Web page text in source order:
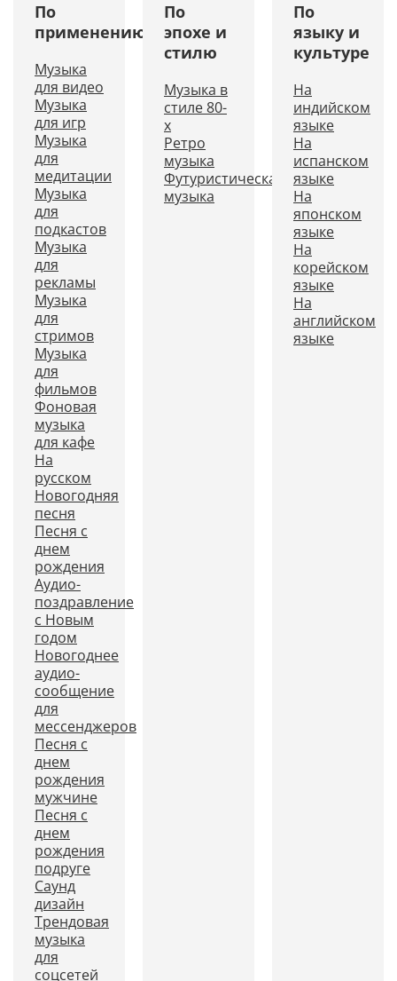
По
применению
Музыка
для видео
Музыка
для игр
Музыка
для
медитации
Музыка
для
подкастов
Музыка
для
рекламы
Музыка
для
стримов
Музыка
для
фильмов
Фоновая
музыка
для кафе
На
русском
Новогодняя
песня
Песня с
днем
рождения
Аудио-
поздравление
с Новым
годом
Новогоднее
аудио-
сообщение
для
мессенджеров
Песня с
днем
рождения
мужчине
Песня с
днем
рождения
подруге
Саунд
дизайн
Трендовая
музыка
для
соцсетей
По
эпохе и
стилю
Музыка в
стиле 80-
х
Ретро
музыка
Футуристическая
музыка
По
языку и
культуре
На
индийском
языке
На
испанском
языке
На
японском
языке
На
корейском
языке
На
английском
языке